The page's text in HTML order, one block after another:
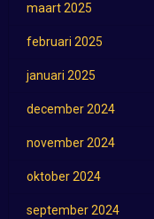
maart 2025
februari 2025
januari 2025
december 2024
november 2024
oktober 2024
september 2024